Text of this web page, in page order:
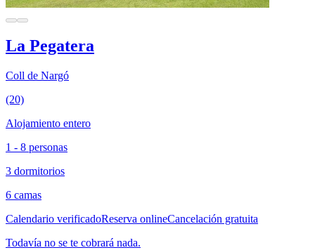
La Pegatera
Coll de Nargó
(20)
Alojamiento entero
1 - 8 personas
3 dormitorios
6 camas
Calendario verificadoReserva onlineCancelación gratuita
Todavía no se te cobrará nada.